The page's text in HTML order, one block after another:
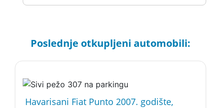
Poslednje otkupljeni automobili:
Havarisani Fiat Punto 2007. godište,